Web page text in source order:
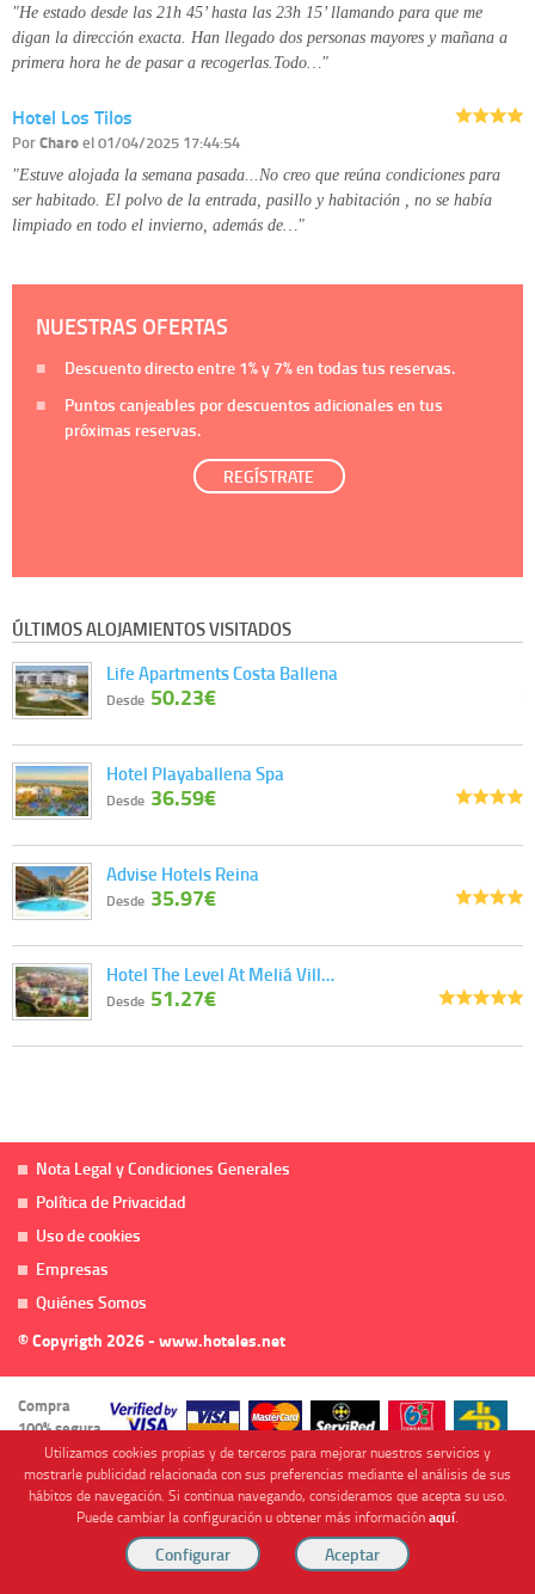
"He estado desde las 21h 45’ hasta las 23h 15’ llamando para que me
digan la dirección exacta. Han llegado dos personas mayores y mañana a
primera hora he de pasar a recogerlas.Todo…"
Hotel Los Tilos
PorCharoel 01/04/2025 17:44:54
"Estuve alojada la semana pasada...No creo que reúna condiciones para
ser habitado. El polvo de la entrada, pasillo y habitación , no se había
limpiado en todo el invierno, además de…"
NUESTRAS OFERTAS
Descuento directo entre 1%y 7%en todas tus reservas.
Puntos canjeables por descuentos adicionales en tus
próximas reservas.
REGÍSTRATE
ÚLTIMOS ALOJAMIENTOS VISITADOS
Life Apartments Costa Ballena
Desde 50.23€
Hotel Playaballena Spa
Desde 36.59€
Advise Hotels Reina
Desde 35.97€
Hotel The Level At Meliá Vill…
Desde 51.27€
Nota Legal y Condiciones Generales
Política de Privacidad
Uso de cookies
Empresas
Quiénes Somos
© Copyrigth 2026 - www.hoteles.net
Compra
100% segura
Cofinanciado por
Utilizamos cookies propias y de terceros para mejorar nuestros servicios y
mostrarle publicidad relacionada con sus preferencias mediante el análisis de sus
hábitos de navegación. Si continua navegando, consideramos que acepta su uso.
Puede cambiar la configuración u obtener más informaciónaquí.